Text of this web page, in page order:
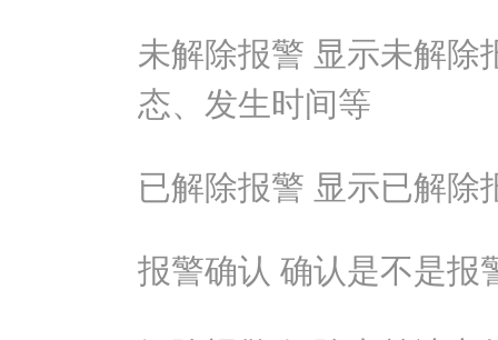
未解除报警 显示未解除
态、发生时间等
已解除报警 显示已解除
报警确认 确认是不是报